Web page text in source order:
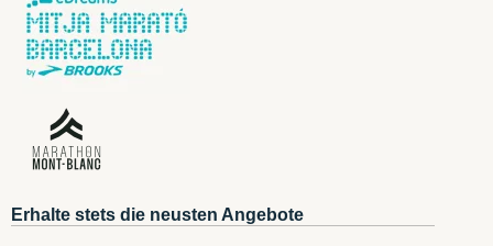
Erhalte stets die neusten Angebote